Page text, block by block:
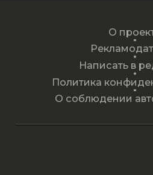
О
Написать в
Политика
О соблюдении